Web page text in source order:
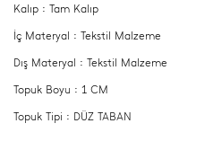
Kalıp : Tam Kalıp
İç Materyal : Tekstil Malzeme
Dış Materyal : Tekstil Malzeme
Topuk Boyu : 1 CM
Topuk Tipi : DÜZ TABAN